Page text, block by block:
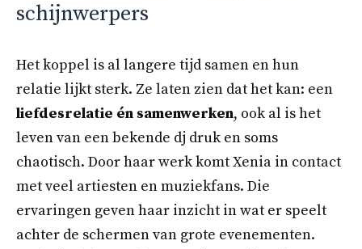
schijnwerpers
Het koppel is al langere tijd samen en hun
relatie lijkt sterk. Ze laten zien dat het kan: een
liefdesrelatie én samenwerken, ook al is het
leven van een bekende dj druk en soms
chaotisch. Door haar werk komt Xenia in contact
met veel artiesten en muziekfans. Die
ervaringen geven haar inzicht in wat er speelt
achter de schermen van grote evenementen.